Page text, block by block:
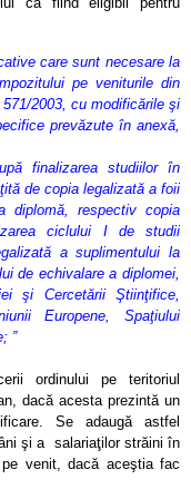
care sunt necesare la
pe veniturile din
2003, cu modificările şi
prevăzute în anexă,
finalizarea studiilor în
de copia legalizată a foii
diplomă, respectiv copia
ciclului I de studii
a suplimentului la
de echivalare a diplomei,
şi Cercetării Ştiinţifice,
Europene, Spaţiului
”
ordinului pe teritoriul
dacă acesta prezintă un
Se adaugă astfel
şi a salariaţilor străini în
venit, dacă aceştia fac